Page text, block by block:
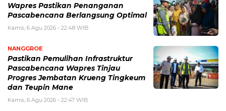
Wapres Pastikan Penanganan
Pascabencana Berlangsung Optimal
Kamis, 6 Agu 2026 - 22:48 WIB
NANGGROE
Pastikan Pemulihan Infrastruktur
Pascabencana Wapres Tinjau
Progres Jembatan Krueng Tingkeum
dan Teupin Mane
Kamis, 6 Agu 2026 - 22:47 WIB